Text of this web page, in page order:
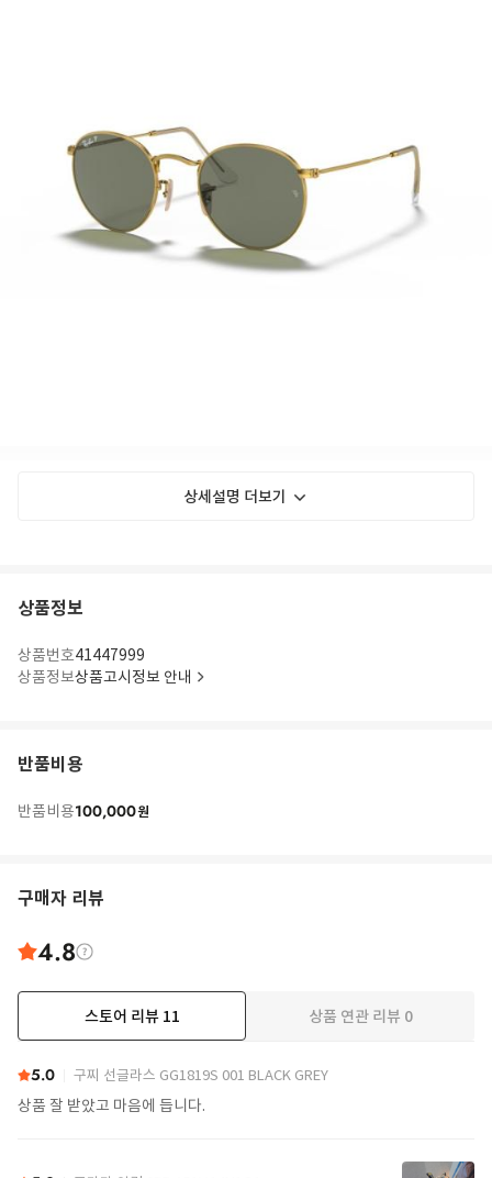
상세설명 더보기
상품정보
상품번호41447999
상품정보상품고시정보 안내
반품비용
반품비용100,000원
구매자 리뷰
4.8
스토어 리뷰 11 상품 연관 리뷰 0
5.0 구찌 선글라스 GG1819S 001 BLACK GREY
상품 잘 받았고 마음에 듭니다.